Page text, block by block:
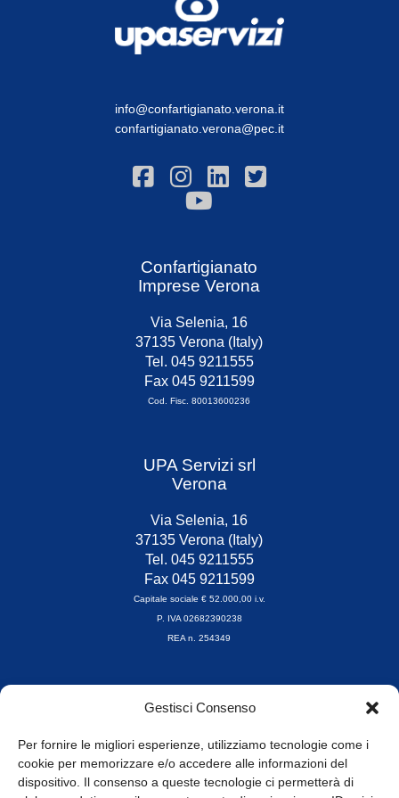
Gestisci Consenso
Per fornire le migliori esperienze, utilizziamo tecnologie come i
cookie per memorizzare e/o accedere alle informazioni del
dispositivo. Il consenso a queste tecnologie ci permetterà di
info@confartigianato.verona.it
confartigianato.verona@pec.it
Confartigianato
Imprese Verona
Via Selenia, 16
37135 Verona (Italy)
Tel. 045 9211555
Fax 045 9211599
Cod. Fisc. 80013600236
UPA Servizi srl
Verona
Via Selenia, 16
37135 Verona (Italy)
Tel. 045 9211555
Fax 045 9211599
Capitale sociale € 52.000,00 i.v.
P. IVA 02682390238
REA n. 254349
Orari di apertura
8.30-13.00 / 14.00-17.30
Whistleblowing